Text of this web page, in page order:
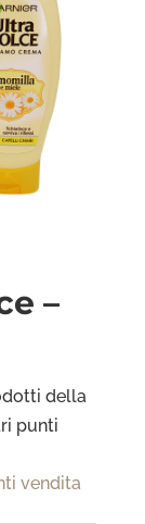
–
della
punti
vendita